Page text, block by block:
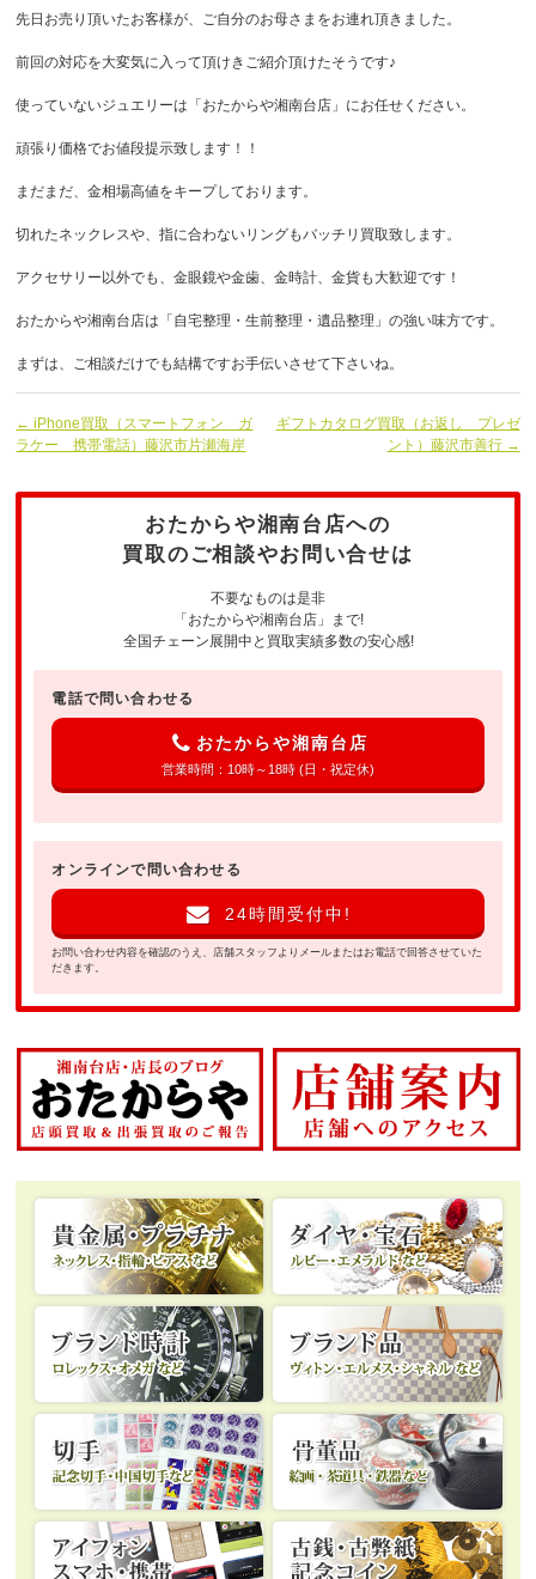
先日お売り頂いたお客様が、ご自分のお母さまをお連れ頂きました。
前回の対応を大変気に入って頂けきご紹介頂けたそうです♪
使っていないジュエリーは「おたからや湘南台店」にお任せください。
頑張り価格でお値段提示致します！！
まだまだ、金相場高値をキープしております。
切れたネックレスや、指に合わないリングもバッチリ買取致します。
アクセサリー以外でも、金眼鏡や金歯、金時計、金貨も大歓迎です！
おたからや湘南台店は「自宅整理・生前整理・遺品整理」の強い味方です。
まずは、ご相談だけでも結構ですお手伝いさせて下さいね。
← iPhone買取（スマートフォン ガ
ラケー 携帯電話）藤沢市片瀬海岸
ギフトカタログ買取（お返し プレゼ
ント）藤沢市善行 →
おたからや湘南台店への
買取のご相談やお問い合せは
不要なものは是非
「おたからや湘南台店」まで!
全国チェーン展開中と買取実績多数の安心感!
電話で問い合わせる
おたからや湘南台店
営業時間：10時～18時 (日・祝定休)
オンラインで問い合わせる
24時間受付中!
お問い合わせ内容を確認のうえ、店舗スタッフよりメールまたはお電話で回答させていた
だきます。